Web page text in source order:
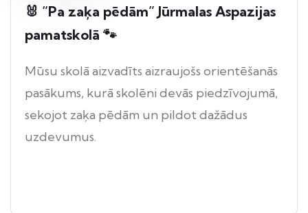
🐰 “Pa zaķa pēdām” Jūrmalas Aspazijas
pamatskolā 🐾
Mūsu skolā aizvadīts aizraujošs orientēšanās
pasākums, kurā skolēni devās piedzīvojumā,
sekojot zaķa pēdām un pildot dažādus
uzdevumus.